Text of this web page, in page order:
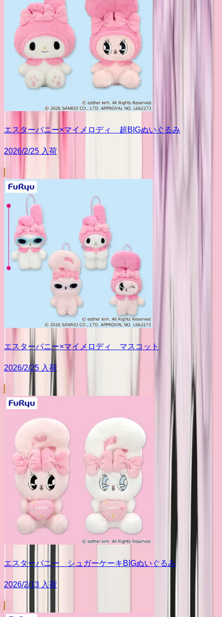
エスターバニー×マイメロディ 超BIGぬいぐるみ
2026/2/25 入荷
エスターバニー×マイメロディ マスコット
2026/2/25 入荷
エスターバニー シュガーケーキBIGぬいぐるみ
2026/2/13 入荷